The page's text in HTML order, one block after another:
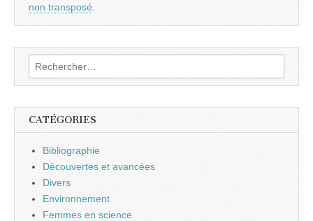
non transposé
Rechercher :
CATÉGORIES
Bibliographie
Découvertes et avancées
Divers
Environnement
Femmes en science